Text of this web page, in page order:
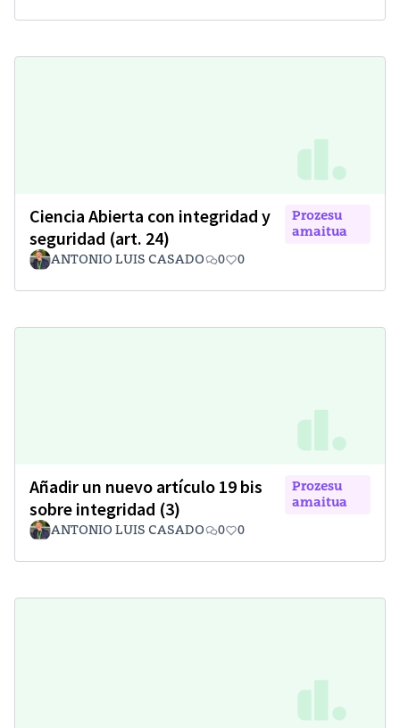
Ciencia Abierta con integridad y
seguridad (art. 24)
Prozesu
amaitua
ANTONIO LUIS CASADO 0 0
Añadir un nuevo artículo 19 bis
sobre integridad (3)
Prozesu
amaitua
ANTONIO LUIS CASADO 0 0